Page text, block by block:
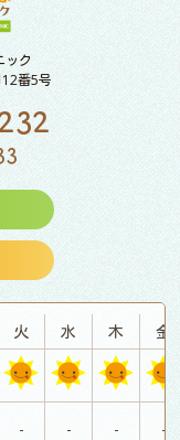
ック
番5号
火 水 木 金
- - - -